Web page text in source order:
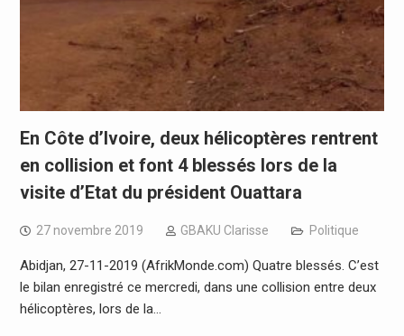
En Côte d’Ivoire, deux hélicoptères rentrent
en collision et font 4 blessés lors de la
visite d’Etat du président Ouattara
27 novembre 2019 GBAKU Clarisse Politique
Abidjan, 27-11-2019 (AfrikMonde.com) Quatre blessés. C’est
le bilan enregistré ce mercredi, dans une collision entre deux
hélicoptères, lors de la…